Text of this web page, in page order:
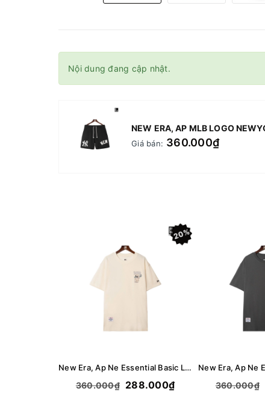
Nội dung đang cập nhật.
Giá bán: 360.000₫
20%
New Era, Ap Ne Essential Basic Logo Bear T-Shirt - Cream
360.000₫ 288.000₫ 360.000₫